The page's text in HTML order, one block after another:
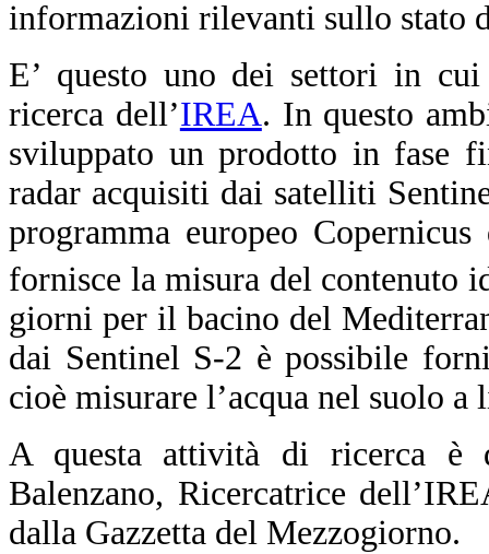
informazioni rilevanti sullo stato
E’ questo uno dei settori in
ricerca dell’IREA. In questo
sviluppato un prodotto in fase
radar acquisiti dai satelliti
programma europeo
fornisce la misura del contenuto
giorni per il bacino del
dai Sentinel S-2 è possibile
cioè misurare l’acqua nel suolo
A questa attività di ricerca è
Balenzano, Ricercatrice
dalla Gazzetta del Mezzogiorno.